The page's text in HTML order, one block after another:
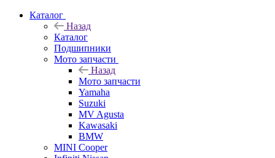
Каталог
Назад
Каталог
Подшипники
Мото запчасти
Назад
Мото запчасти
Yamaha
Suzuki
MV Agusta
Kawasaki
BMW
MINI Cooper